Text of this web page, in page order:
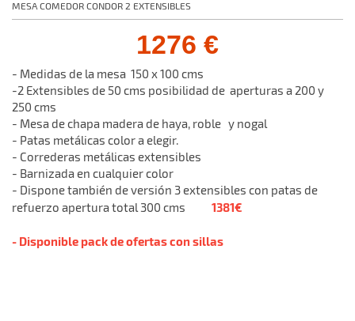
MESA COMEDOR CONDOR 2 EXTENSIBLES
1276 €
- Medidas de la mesa 150 x 100 cms
-2 Extensibles de 50 cms posibilidad de aperturas a 200 y
250 cms
- Mesa de chapa madera de haya, roble y nogal
- Patas metálicas color a elegir.
- Correderas metálicas extensibles
- Barnizada en cualquier color
- Dispone también de versión 3 extensibles con patas de
refuerzo apertura total 300 cms
1381€
- Disponible pack de ofertas con sillas